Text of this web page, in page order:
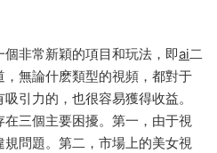
非常新穎的項目和玩法，即ai二
，無論什麽類型的視頻，都對于
引力的，也很容易獲得收益。
三個主要困擾。第一，由于視
問題。第二，市場上的美女視